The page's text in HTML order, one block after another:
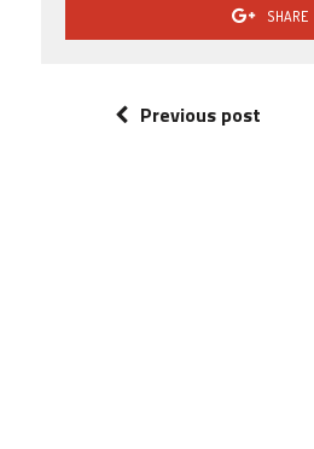
SHARE
Previous post